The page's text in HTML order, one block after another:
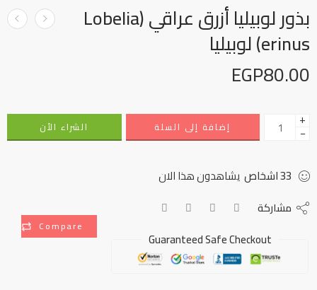
بذور لوبيليا أزرق عراقي (Lobelia
erinus) لوبيليا
EGP80.00
+
− إضافة إلى السلة الشراء الأن
33اشخاص يشاهدون هذا الان
Compare
مشاركة
Guaranteed Safe Checkout